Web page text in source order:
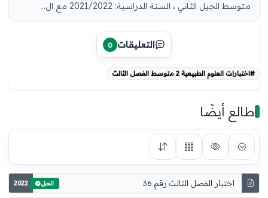
متوسط الجيل الثاني ، السنة الدراسية: 2021/2022 مع ال...
التعليقات 0
#اختبارات العلوم الطبيعية 2 متوسط الفصل الثالث
طالع أيضًا
اختبار الفصل الثالث رقم 36 2022 الحل